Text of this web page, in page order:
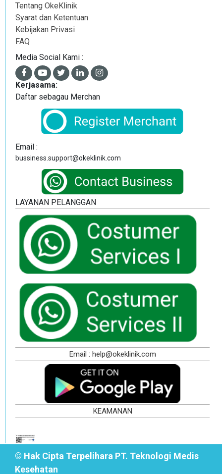
Tentang OkeKlinik
Syarat dan Ketentuan
Kebijakan Privasi
FAQ
Media Social Kami :
Kerjasama:
Daftar sebagau Merchan
Email :
bussiness.support@okeklinik.com
LAYANAN PELANGGAN
Email : help@okeklinik.com
KEAMANAN
© Hak Cipta Terpelihara PT. Teknologi Medis
Kesehatan